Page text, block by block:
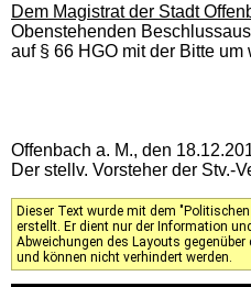
Dem Magistrat der Stadt
Obenstehenden
auf § 66 HGO mit der Bitte
Offenbach a. M., den
Der stellv. Vorsteher der Stv.-
Dieser Text wurde mit dem
erstellt. Er dient nur der Information
Abweichungen des Layouts
und können nicht verhindert werden.